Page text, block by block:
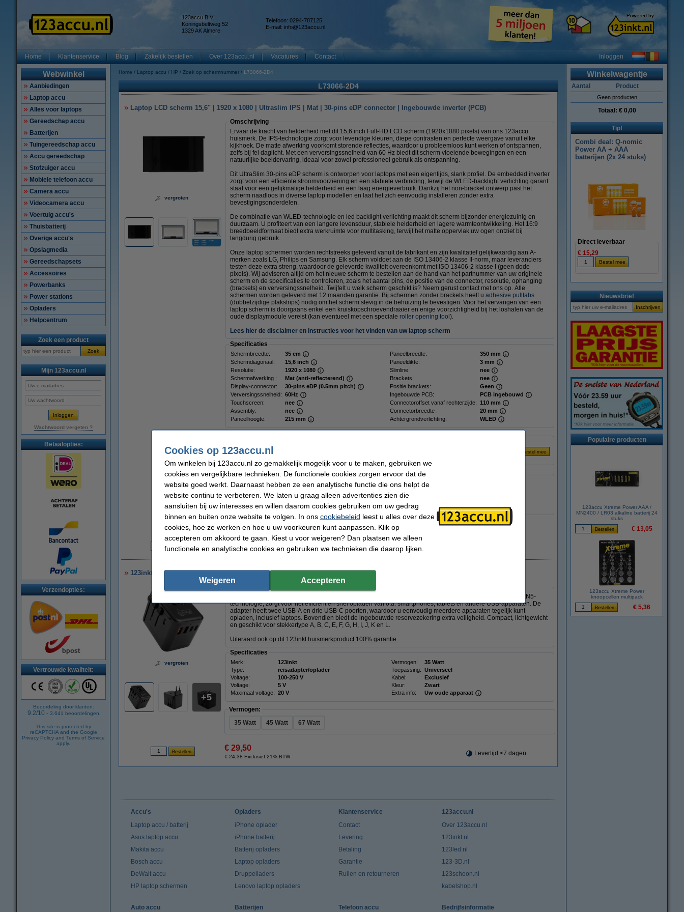
123accu B.V.
Koningsbeltweg 52
1329 AK Almere
Telefoon: 0294-787125
E-mail: info@123accu.nl
Home Klantenservice Blog Zakelijk bestellen Over 123accu.nl Vacatures Contact Inloggen
Webwinkel
Aanbiedingen
Laptop accu
Alles voor laptops
Gereedschap accu
Batterijen
Tuingereedschap accu
Accu gereedschap
Stofzuiger accu
Mobiele telefoon accu
Camera accu
Videocamera accu
Voertuig accu's
Thuisbatterij
Overige accu's
Opslagmedia
Gereedschapsets
Accessoires
Powerbanks
Power stations
Opladers
Helpcentrum
Zoek een product
Zoek
Mijn 123accu.nl
Wachtwoord vergeten ?
Betaalopties:
Verzendopties:
Vertrouwde kwaliteit:
Beoordeling door klanten:
9.2/10 - 3.641 beoordelingen
This site is protected by
reCAPTCHA and the Google
Privacy Policy and Terms of Service
apply.
Home Laptop accu HP Zoek op schermnummer L73066-2D4
L73066-2D4
Laptop LCD scherm 15,6" | 1920 x 1080 | Ultraslim IPS | Mat | 30-pins eDP connector | Ingebouwde inverter (PCB)
vergroten
Omschrijving
Ervaar de kracht van helderheid met dit 15,6 inch Full-HD LCD scherm (1920x1080 pixels) van ons 123accu
huismerk. De IPS-technologie zorgt voor levendige kleuren, diepe contrasten en perfecte weergave vanuit elke
kijkhoek. De matte afwerking voorkomt storende reflecties, waardoor u probleemloos kunt werken of ontspannen,
zelfs bij fel daglicht. Met een verversingssnelheid van 60 Hz biedt dit scherm vloeiende bewegingen en een
natuurlijke beeldervaring, ideaal voor zowel professioneel gebruik als ontspanning.
Dit UltraSlim 30-pins eDP scherm is ontworpen voor laptops met een eigentijds, slank profiel. De embedded inverter
zorgt voor een efficiënte stroomvoorziening en een stabiele verbinding, terwijl de WLED-backlight verlichting garant
staat voor een gelijkmatige helderheid en een laag energieverbruik. Dankzij het non-bracket ontwerp past het
scherm naadloos in diverse laptop modellen en laat het zich eenvoudig installeren zonder extra
bevestigingsonderdelen.
De combinatie van WLED-technologie en led backlight verlichting maakt dit scherm bijzonder energiezuinig en
duurzaam. U profiteert van een langere levensduur, stabiele helderheid en lagere warmteontwikkeling. Het 16:9
breedbeeldformaat biedt extra werkruimte voor multitasking, terwijl het matte oppervlak uw ogen ontziet bij
langdurig gebruik.
Onze laptop schermen worden rechtstreeks geleverd vanuit de fabrikant en zijn kwalitatief gelijkwaardig aan A-
merken zoals LG, Philips en Samsung. Elk scherm voldoet aan de ISO 13406-2 klasse II-norm, maar leveranciers
testen deze extra streng, waardoor de geleverde kwaliteit overeenkomt met ISO 13406-2 klasse I (geen dode
pixels). Wij adviseren altijd om het nieuwe scherm te bestellen aan de hand van het partnummer van uw originele
scherm en de specificaties te controleren, zoals het aantal pins, de positie van de connector, resolutie, ophanging
(brackets) en verversingssnelheid. Twijfelt u welk scherm geschikt is? Neem gerust contact met ons op. Alle
schermen worden geleverd met 12 maanden garantie. Bij schermen zonder brackets heeft u adhesive pulltabs
(dubbelzijdige plakstrips) nodig om het scherm stevig in de behuizing te bevestigen. Voor het vervangen van een
laptop scherm is doorgaans enkel een kruiskopschroevendraaier en enige voorzichtigheid bij het loshalen van de
oude displaymodule vereist (kan eventueel met een speciale roller opening tool ).
Lees hier de disclaimer en instructies voor het vinden van uw laptop scherm
Specificaties
Schermbreedte: 35 cm Paneelbreedte:
350 mm
Schermdiagonaal:
15,6 inch Paneeldikte:
3 mm
Resolutie:
1920 x 1080 Slimline:
nee
Schermafwerking :
Mat (anti-reflecterend) Brackets:
nee
Display-connector:
30-pins eDP (0.5mm pitch) Positie brackets:
Geen
Verversingssnelheid: 60Hz Ingebouwde PCB:
PCB ingebouwd
Touchscreen:
nee Connectoroffset vanaf rechterzijde: 110 mm
Assembly:
nee Connectorbreedte :
20 mm
Paneelhoogte:
215 mm Achtergrondverlichting: WLED
Plakstrips voor laptop LCD scherm (2 stuks)
€ 2,49
Dit product vervangt partnummers:
- 0000TN - 000TN
- 01K1DG
- 05NG4M
- 0F6FJJ
- 0JMJGH
-Klik hier voor meer productcodes
Morgen in huis
€ 55,95
€ 46,24 Exclusief 21% BTW
123inkt reisadapter/oplader 35W met 2 USB-A + 3 USB-C
vergroten
5
Met de 123inkt reisadapter 35W beschikt u over een krachtige en veelzijdige oplader. De geavanceerde GaN5-
technologie, zorgt voor het efficiënt en snel opladen van o.a. smartphones, tablets en andere USB-apparaten. De
adapter heeft twee USB-A en drie USB-C poorten, waardoor u eenvoudig meerdere apparaten tegelijk kunt
opladen, inclusief laptops. Bovendien biedt de ingebouwde reservezekering extra veiligheid. Compact, lichtgewicht
en geschikt voor stekkertype A, B, C, E, F, G, H, I, J, K en L.
Uiteraard ook op dit 123inkt huismerkproduct 100% garantie.
Specificaties
Merk: 123inkt Vermogen:
35 Watt
Type:
reisadapter/oplader Toepassing: Universeel
Voltage:
100-250 V Kabel:
Exclusief
Voltage:
5 V Kleur:
Zwart
Maximaal voltage: 20 V Extra info: Uw oude apparaat
Vermogen:
35 Watt
45 Watt 67 Watt
€ 29,50
€ 24,38 Exclusief 21% BTW Levertijd <7 dagen
Winkelwagentje
Aantal Product
Geen producten
Totaal: € 0,00
Tip!
Combi deal: Q-nomic
Power AA + AAA
batterijen (2x 24 stuks)
Direct leverbaar
€ 15,29
Nieuwsbrief
Populaire producten
123accu Xtreme Power AAA /
MN2400 / LR03 alkaline batterij 24
stuks
€ 13,05
123accu Xtreme Power
knoopcellen multipack
€ 5,36
Accu's
Laptop accu / batterij
Asus laptop accu
Makita accu
Bosch accu
DeWalt accu
HP laptop schermen
Opladers
iPhone oplader
iPhone batterij
Batterij opladers
Laptop opladers
Druppelladers
Lenovo laptop opladers
Klantenservice
Contact
Levering
Betaling
Garantie
Ruilen en retourneren
123accu.nl
Over 123accu.nl
123inkt.nl
123led.nl
123-3D.nl
123schoon.nl
kabelshop.nl
Auto accu Batterijen Telefoon accu Bedrijfsinformatie
Cookies op 123accu.nl
Om winkelen bij 123accu.nl zo gemakkelijk mogelijk voor u te maken, gebruiken we
cookies en vergelijkbare technieken. De functionele cookies zorgen ervoor dat de
website goed werkt. Daarnaast hebben ze een analytische functie die ons helpt de
website continu te verbeteren. We laten u graag alleen advertenties zien die
aansluiten bij uw interesses en willen daarom cookies gebruiken om uw gedrag
binnen en buiten onze website te volgen. In ons cookiebeleid leest u alles over deze
cookies, hoe ze werken en hoe u uw voorkeuren kunt aanpassen. Klik op
accepteren om akkoord te gaan. Kiest u voor weigeren? Dan plaatsen we alleen
functionele en analytische cookies en gebruiken we technieken die daarop lijken.
Weigeren Accepteren